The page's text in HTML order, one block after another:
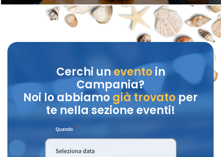
Cerchi unevento in
Campania?
Noi lo abbiamo già trovatoper
te nella sezione eventi!